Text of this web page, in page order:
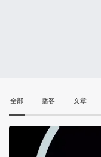
全部 播客 文章